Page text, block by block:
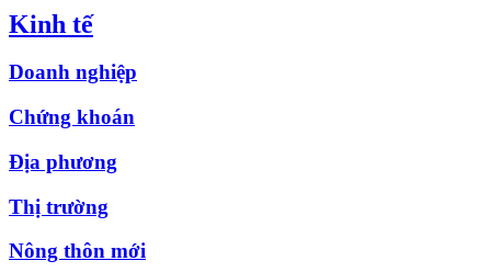
Kinh tế
Doanh nghiệp
Chứng khoán
Địa phương
Thị trường
Nông thôn mới